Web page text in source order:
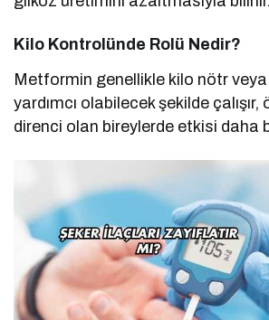
Kilo Kontrolünde Rolü Nedir?
Metformin genellikle kilo nötr veya
yardımcı olabilecek şekilde
direnci olan bireylerde etkisi daha